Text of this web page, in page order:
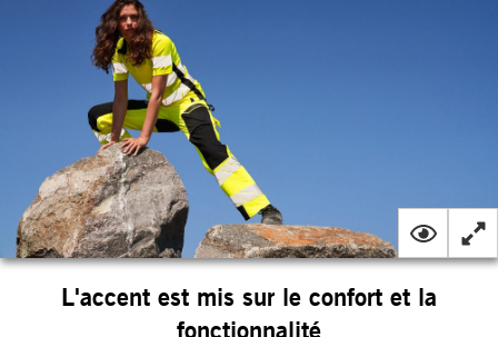
L'accent est mis sur le confort et la
fonctionnalité